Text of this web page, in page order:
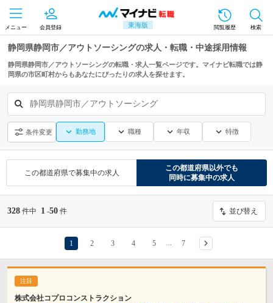
東海版
メニュー 会員登録 閲覧履歴 検索
静岡県静岡市／アウトソーシングの求人・転職・中途採用情報
静岡県静岡市／アウトソーシングの転職・求人一覧ページです。マイナビ転職では静
岡県の市区町村からもあなたにぴったりの求人を探せます。
静岡県静岡市／アウトソーシング
条件変更 勤務地 職種 年収 特徴
この都道府県で募集中の求人
この都道府県以外でも
同時に募集中の求人
328 件中 1 -50 件 並び替え
1 2 3 4 5 7
株式会社コプロコンストラクション